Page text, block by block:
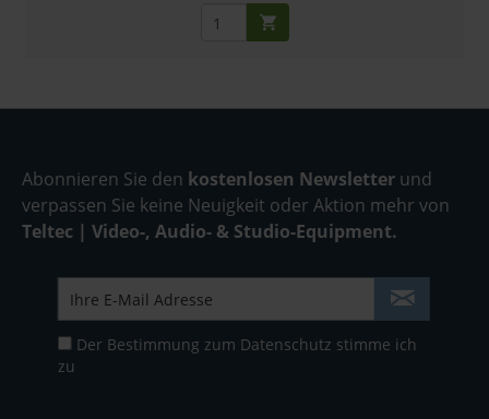
Abonnieren Sie den kostenlosen Newsletter und
verpassen Sie keine Neuigkeit oder Aktion mehr von
Teltec | Video-, Audio- & Studio-Equipment.
Der Bestimmung zum Datenschutz stimme ich
zu